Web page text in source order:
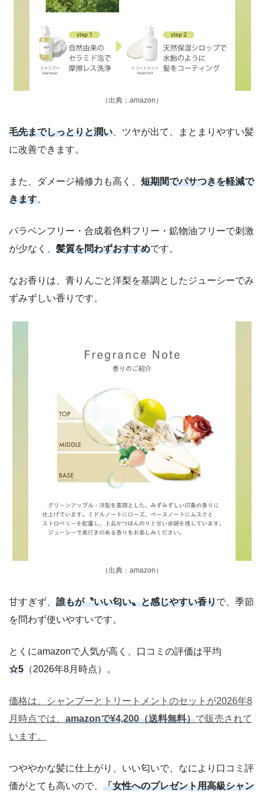
（出典：amazon）
毛先までしっとりと潤い 、ツヤが出て、まとまりやすい髪
に改善できます。
また、ダメージ補修力も高く、 短期間でパサつきを軽減で
きます。
パラベンフリー・合成着色料フリー・鉱物油フリーで刺激
が少なく、 髪質を問わずおすすめです。
なお香りは、青りんごと洋梨を基調としたジューシーでみ
ずみずしい香りです。
（出典：amazon）
甘すぎず、 誰もが〝いい匂い〟と感じやすい香りで、季節
を問わず使いやすいです。
とくにamazonで人気が高く、口コミの評価は平均
☆5 （2026年8月時点）。
価格は、シャンプーとトリートメントのセットが2026年8
月時点では、 amazonで¥4,200（送料無料）で販売されて
います。
つややかな髪に仕上がり、いい匂いで、なにより口コミ評
価がとても高いので、 「女性へのプレゼント用高級シャン